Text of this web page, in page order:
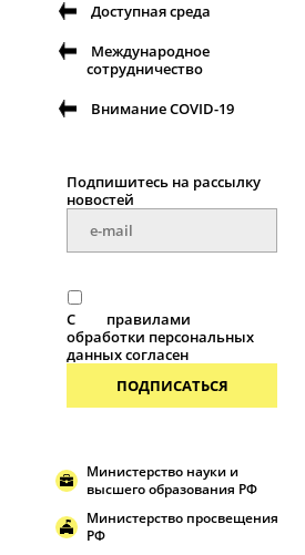
Доступная среда
Международное
сотрудничество
Внимание COVID-19
Подпишитесь на рассылку
новостей
С
правилами
обработки персональных
данных согласен
ПОДПИСАТЬСЯ
Министерство науки и
высшего образования РФ
Министерство просвещения
РФ